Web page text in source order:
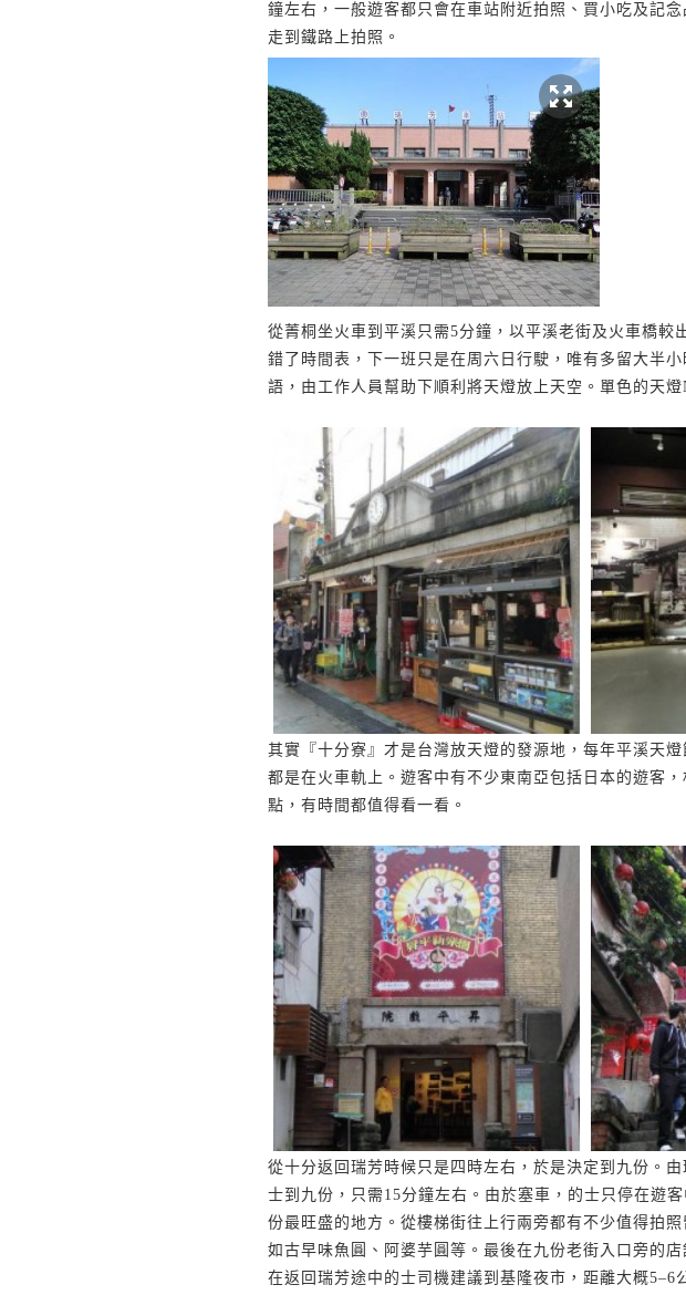
鐘左右，一般遊客都只會在車站附近拍照、買小吃及記
走到鐵路上拍照。
從菁桐坐火車到平溪只需5分鐘，以平溪老街及火車橋較
錯了時間表，下一班只是在周六日行駛，唯有多留大半
語，由工作人員幫助下順利將天燈放上天空。單色的天燈
其實『十分寮』才是台灣放天燈的發源地，每年平溪天
都是在火車軌上。遊客中有不少東南亞包括日本的遊客
點，有時間都值得看一看。
從十分返回瑞芳時候只是四時左右，於是決定到九份。
士到九份，只需 15分鐘左右。由於塞車，的士只停在遊
份最旺盛的地方。從樓梯街往上行兩旁都有不少值得拍
如古早味魚圓、阿婆芋圓等。最後在九份老街入口旁的店
在返回瑞芳途中的士司機建議到基隆夜市 ， 距離大概5–6